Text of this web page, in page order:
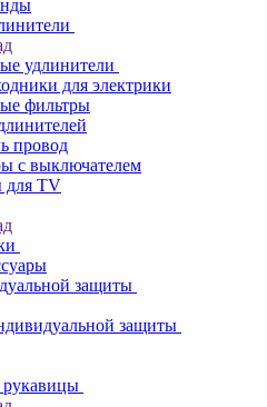
удлинители
для электрики
фильтры
провод
с выключателем
для TV
защиты
защиты